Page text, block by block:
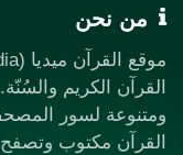
من نحن
القرآن الكريم
ومتنوعة لسور
القرآن مكتوب